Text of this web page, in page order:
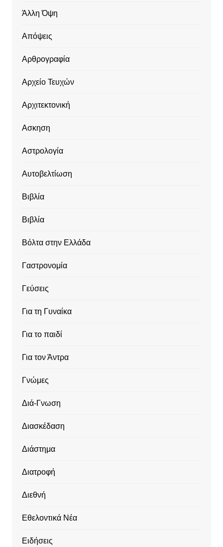
Άλλη Όψη
Απόψεις
Αρθρογραφία
Αρχείο Τευχών
Αρχιτεκτονική
Ασκηση
Αστρολογία
Αυτοβελτίωση
Βιβλία
Βιβλία
Βόλτα στην Ελλάδα
Γαστρονομία
Γεύσεις
Για τη Γυναίκα
Για το παιδί
Για τον Άντρα
Γνώμες
Διά-Γνωση
Διασκέδαση
Διάστημα
Διατροφή
Διεθνή
Εθελοντικά Νέα
Ειδήσεις